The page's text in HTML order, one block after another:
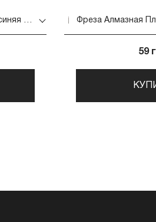
Фреза Алмазная Пламя 243 (синяя 524.023)
59